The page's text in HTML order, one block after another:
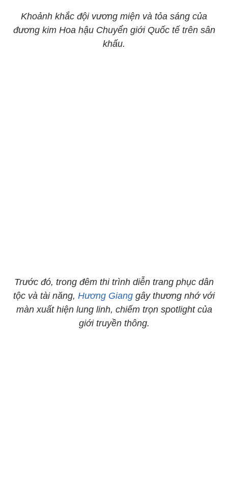
Khoảnh khắc đội vương miện và tỏa sáng của
đương kim Hoa hậu Chuyển giới Quốc tế trên sân
khấu.
Trước đó, trong đêm thi trình diễn trang phục dân
tộc và tài năng, Hương Giang gây thương nhớ với
màn xuất hiện lung linh, chiếm trọn spotlight của
giới truyền thông.